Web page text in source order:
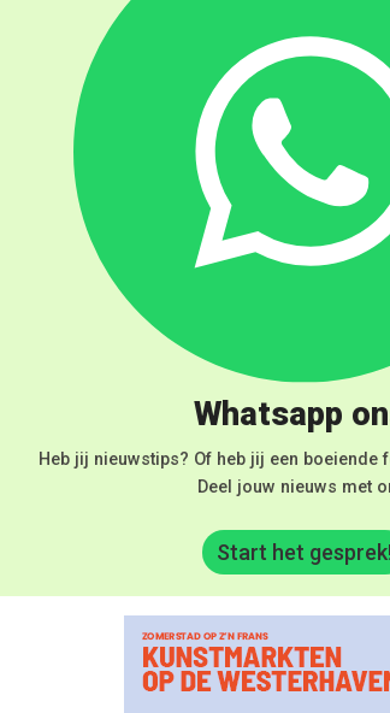
Whatsapp
Heb jij nieuwstips? Of heb jij een boeiende
Deel jouw nieuws met
Start het gesprek!